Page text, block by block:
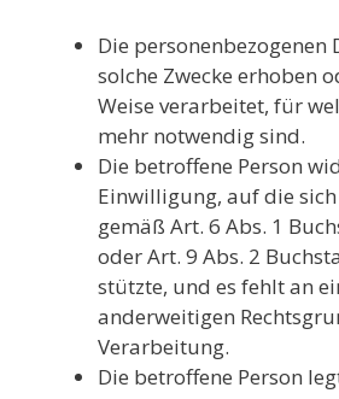
Die
solche Zwecke erhoben
Weise verarbeitet, für
mehr notwendig sind.
Die betroffene Person
Einwilligung, auf die
gemäß Art. 6 Abs. 1
oder Art. 9 Abs. 2
stützte, und es fehlt an
anderweitigen
Verarbeitung.
Die betroffene Person